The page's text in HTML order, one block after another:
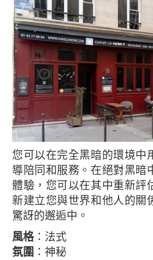
您可以在完全黑暗的環境中用餐，由意想不到的嚮
導陪同和服務。在絕對黑暗
體驗，您可以在其中重新評
新建立您與世界和他人的關
驚訝的邂逅中。
風格：法式
氛圍 ：神秘